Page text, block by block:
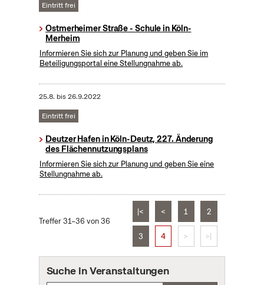
Eintritt frei
Ostmerheimer Straße - Schule in Köln-
Merheim
Informieren Sie sich zur Planung und geben Sie im
Beteiligungsportal eine Stellungnahme ab.
25.8. bis26.9.2022
Eintritt frei
Deutzer Hafen in Köln-Deutz, 227. Änderung
des Flächennutzungsplans
Informieren Sie sich zur Planung und geben Sie eine
Stellungnahme ab.
Treffer 31–36 von 36
|< < 1 2
3 4 > >|
Suche in Veranstaltungen